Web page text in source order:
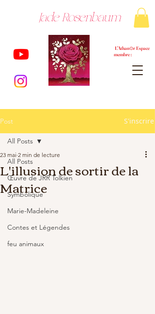
Jade Rosenbaum
L'Athan⊙r Espace
membre :
Post S'inscrire
All Posts
Œuvre de JRR Tolkien
Symbolique
Marie-Madeleine
Contes et Légendes
feu animaux
All Posts
L'illusion de sortir de la
Matrice
23 mai 2 min de lecture